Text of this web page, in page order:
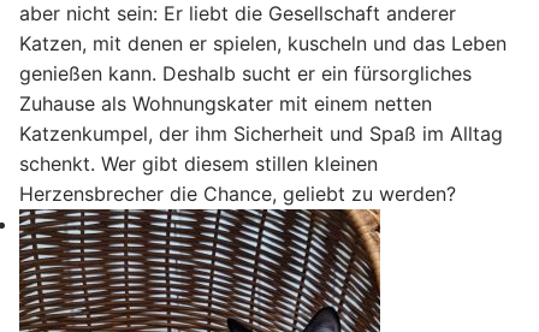
aber nicht sein: Er liebt die Gesellschaft anderer
Katzen, mit denen er spielen, kuscheln und das Leben
genießen kann. Deshalb sucht er ein fürsorgliches
Zuhause als Wohnungskater mit einem netten
Katzenkumpel, der ihm Sicherheit und Spaß im Alltag
schenkt. Wer gibt diesem stillen kleinen
Herzensbrecher die Chance, geliebt zu werden?